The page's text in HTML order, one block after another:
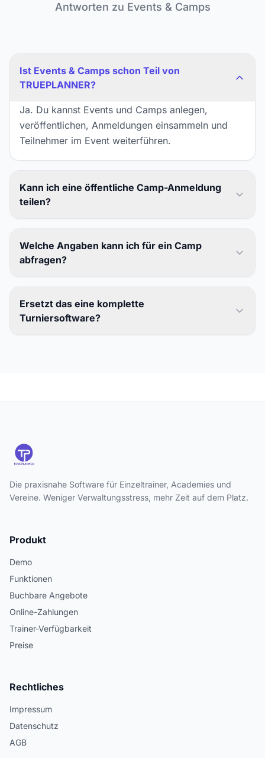
Antworten zu Events & Camps
Ist Events & Camps schon Teil von
TRUEPLANNER?
Ja. Du kannst Events und Camps anlegen,
veröffentlichen, Anmeldungen einsammeln und
Teilnehmer im Event weiterführen.
Kann ich eine öffentliche Camp-Anmeldung
teilen?
Welche Angaben kann ich für ein Camp
abfragen?
Ersetzt das eine komplette
Turniersoftware?
Die praxisnahe Software für Einzeltrainer, Academies und
Vereine. Weniger Verwaltungsstress, mehr Zeit auf dem Platz.
Produkt
Demo
Funktionen
Buchbare Angebote
Online-Zahlungen
Trainer-Verfügbarkeit
Preise
Rechtliches
Impressum
Datenschutz
AGB